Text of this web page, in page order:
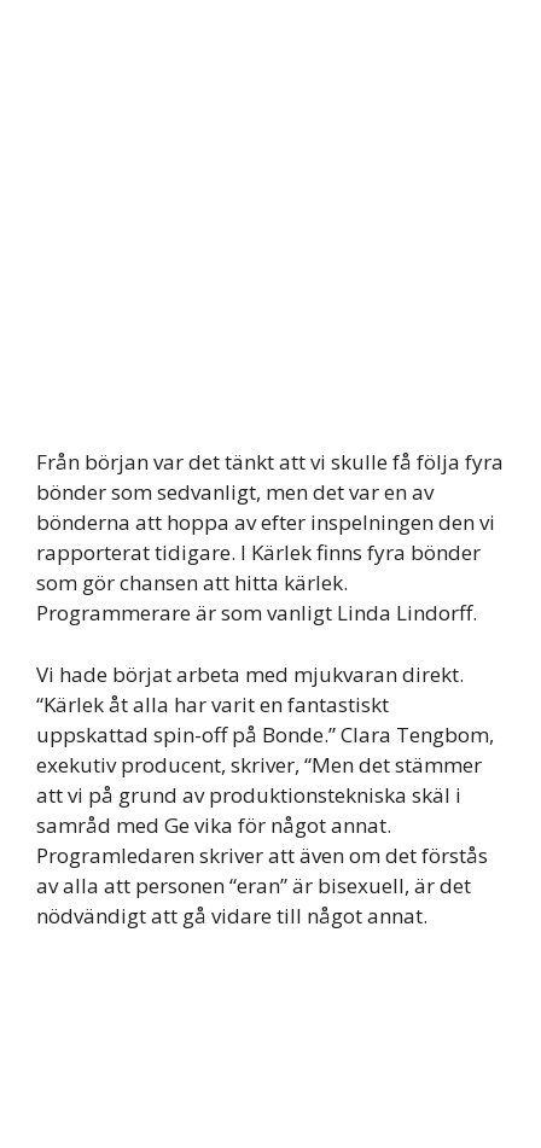
Från början var det tänkt att vi skulle få följa fyra
bönder som sedvanligt, men det var en av
bönderna att hoppa av efter inspelningen den vi
rapporterat tidigare. I Kärlek finns fyra bönder
som gör chansen att hitta kärlek.
Programmerare är som vanligt Linda Lindorff.
Vi hade börjat arbeta med mjukvaran direkt.
“Kärlek åt alla har varit en fantastiskt
uppskattad spin-off på Bonde.” Clara Tengbom,
exekutiv producent, skriver, “Men det stämmer
att vi på grund av produktionstekniska skäl i
samråd med Ge vika för något annat.
Programledaren skriver att även om det förstås
av alla att personen “eran” är bisexuell, är det
nödvändigt att gå vidare till något annat.